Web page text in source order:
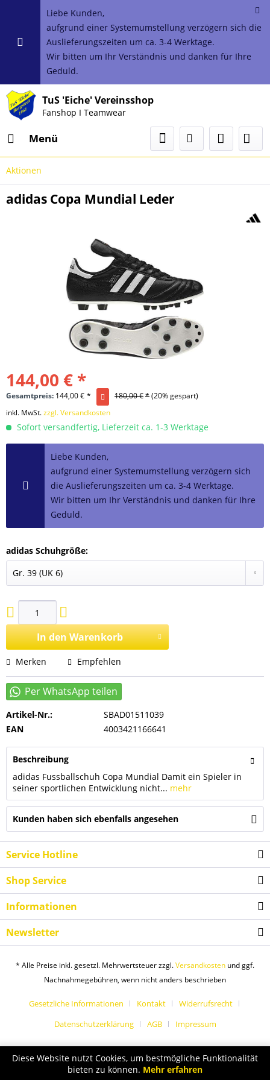
Liebe Kunden,
aufgrund einer Systemumstellung verzögern sich die
Auslieferungszeiten um ca. 3-4 Werktage.
Wir bitten um Ihr Verständnis und danken für Ihre
Geduld.
TuS 'Eiche' Vereinsshop
Fanshop I Teamwear
Menü
Aktionen
adidas Copa Mundial Leder
144,00 € *
Gesamtpreis: 144,00€ * 180,00€*(20% gespart)
inkl. MwSt.zzgl. Versandkosten
Sofort versandfertig, Lieferzeit ca. 1-3 Werktage
Liebe Kunden,
aufgrund einer Systemumstellung verzögern sich
die Auslieferungszeiten um ca. 3-4 Werktage.
Wir bitten um Ihr Verständnis und danken für Ihre
Geduld.
adidas Schuhgröße:
In denWarenkorb
Merken Empfehlen
Artikel-Nr.:
SBAD01511039
EAN
4003421166641
Beschreibung
adidas Fussballschuh Copa Mundial Damit ein Spieler in
seiner sportlichen Entwicklung nicht... mehr
Kunden haben sich ebenfalls angesehen
Service Hotline
Shop Service
Informationen
Newsletter
* Alle Preise inkl. gesetzl. Mehrwertsteuer zzgl.Versandkosten und ggf.
Nachnahmegebühren, wenn nicht anders beschrieben
Gesetzliche Informationen Kontakt
Widerrufsrecht
Datenschutzerklärung
AGB Impressum
Sport Bargfrede Partnershop
Diese Website nutzt Cookies, um bestmögliche Funktionalität
bieten zu können. Mehr erfahren